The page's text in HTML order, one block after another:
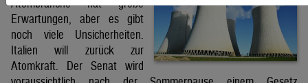
Atombranche hat große
Erwartungen, aber es gibt
noch viele Unsicherheiten.
Italien will zurück zur
Atomkraft. Der Senat wird